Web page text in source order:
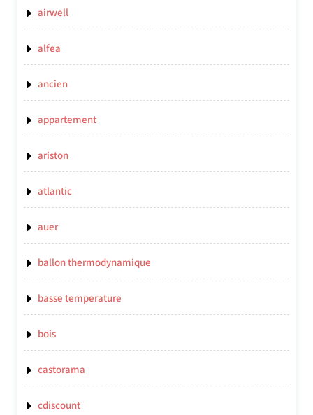
airwell
alfea
ancien
appartement
ariston
atlantic
auer
ballon thermodynamique
basse temperature
bois
castorama
cdiscount